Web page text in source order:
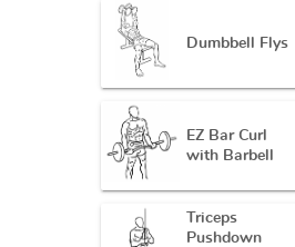
Dumbbell Flys
EZ Bar Curl
with Barbell
Triceps
Pushdown